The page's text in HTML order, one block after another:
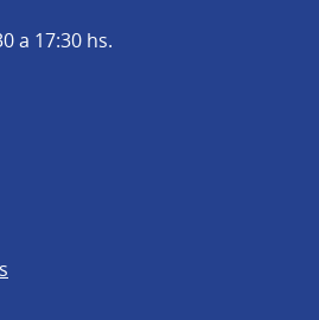
a 17:30 hs.
Ciudadana Digital en X
Ciudadana Digital en Facebook
Ciudadana Digital en